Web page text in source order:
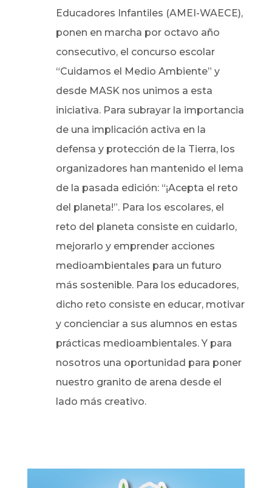
Educadores Infantiles (AMEI-WAECE),
ponen en marcha por octavo año
consecutivo, el concurso escolar
“Cuidamos el Medio Ambiente” y
desde MASK nos unimos a esta
iniciativa. Para subrayar la importancia
de una implicación activa en la
defensa y protección de la Tierra, los
organizadores han mantenido el lema
de la pasada edición: “¡Acepta el reto
del planeta!”. Para los escolares, el
reto del planeta consiste en cuidarlo,
mejorarlo y emprender acciones
medioambientales para un futuro
más sostenible. Para los educadores,
dicho reto consiste en educar, motivar
y concienciar a sus alumnos en estas
prácticas medioambientales. Y para
nosotros una oportunidad para poner
nuestro granito de arena desde el
lado más creativo.